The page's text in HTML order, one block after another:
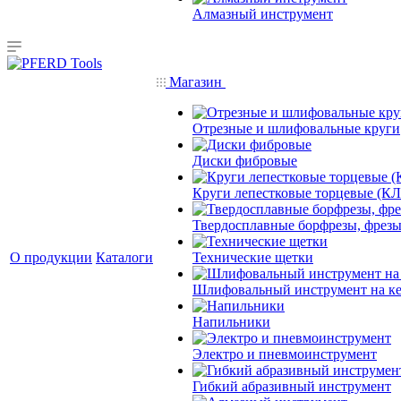
Алмазный инструмент
О продукции Каталоги
Магазин
Отрезные и шлифовальные круги
Диски фибровые
Круги лепестковые торцевые
Твердосплавные борфрезы,
Технические щетки
Шлифовальный инструмент на
Напильники
Электро и пневмоинструмент
Гибкий абразивный инструмент